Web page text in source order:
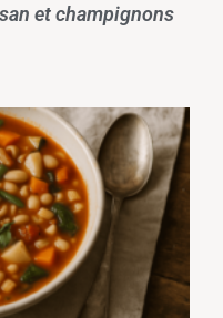
et champignons